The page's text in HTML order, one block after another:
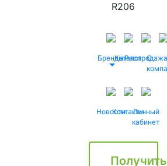
R206
БрендыКаталог
Распродажа
О
НовостиКонтактыЛичный
кабинет
Получить